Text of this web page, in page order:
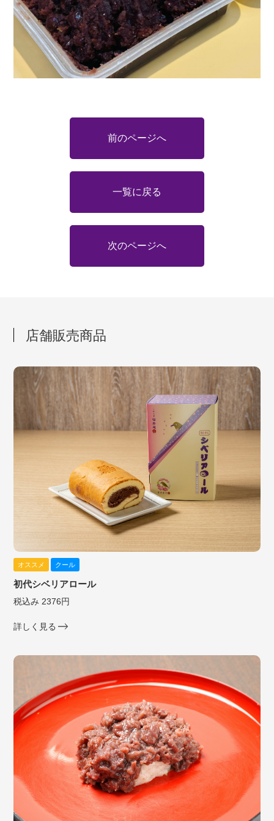
前のページへ
一覧に戻る
次のページへ
店舗販売商品
オススメ クール
初代シベリアロール
税込み 2376円
詳しく見る